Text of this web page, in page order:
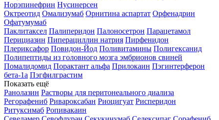
Норэпинефрин Нусинерсен
Октреотид Омализумаб Орнитина аспартат Орфенадрин
Офатумумаб
Паклитаксел Палиперидон Палоносетрон Парацетамол
Перициазин Пиперациллин натрия Пирфенидон
Плериксафор Повидон-Йод Поливитамины Полигексанид
Полипептиды из головного мозга эмбрионов свиней
Помалидомид Порактант альфа Прилокаин Пэгинтерферон
бета-1a Пэгфилграстим
Показать ещё
Ранолазин Растворы для перитонеального диализа
Регорафениб Ривароксабан Риоцигуат Рисперидон
Ритуксимаб Ропивакаин